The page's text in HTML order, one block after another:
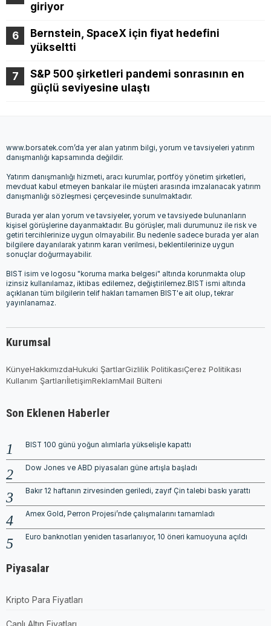
giriyor
Bernstein, SpaceX için fiyat hedefini
yükseltti
S&P 500 şirketleri pandemi sonrasının en
güçlü seviyesine ulaştı
www.borsatek.com’da yer alan yatırım bilgi, yorum ve tavsiyeleri yatırım
danışmanlığı kapsamında değildir.
Yatırım danışmanlığı hizmeti, aracı kurumlar, portföy yönetim şirketleri,
mevduat kabul etmeyen bankalar ile müşteri arasında imzalanacak yatırım
danışmanlığı sözleşmesi çerçevesinde sunulmaktadır.
Burada yer alan yorum ve tavsiyeler, yorum ve tavsiyede bulunanların
kişisel görüşlerine dayanmaktadır. Bu görüşler, mali durumunuz ile risk ve
getiri tercihlerinize uygun olmayabilir. Bu nedenle sadece burada yer alan
bilgilere dayanılarak yatırım kararı verilmesi, beklentilerinize uygun
sonuçlar doğurmayabilir.
BIST isim ve logosu "koruma marka belgesi" altında korunmakta olup
izinsiz kullanılamaz, iktibas edilemez, değiştirilemez.BIST ismi altında
açıklanan tüm bilgilerin telif hakları tamamen BIST'e ait olup, tekrar
yayınlanamaz.
Kurumsal
KünyeHakkımızdaHukuki ŞartlarGizlilik PolitikasıÇerez Politikası
Kullanım ŞartlarıİletişimReklamMail Bülteni
Son Eklenen Haberler
BIST 100 günü yoğun alımlarla yükselişle kapattı
Dow Jones ve ABD piyasaları güne artışla başladı
Bakır 12 haftanın zirvesinden geriledi, zayıf Çin talebi baskı yarattı
Amex Gold, Perron Projesi’nde çalışmalarını tamamladı
Euro banknotları yeniden tasarlanıyor, 10 öneri kamuoyuna açıldı
Piyasalar
Kripto Para Fiyatları
Canlı Altın Fiyatları